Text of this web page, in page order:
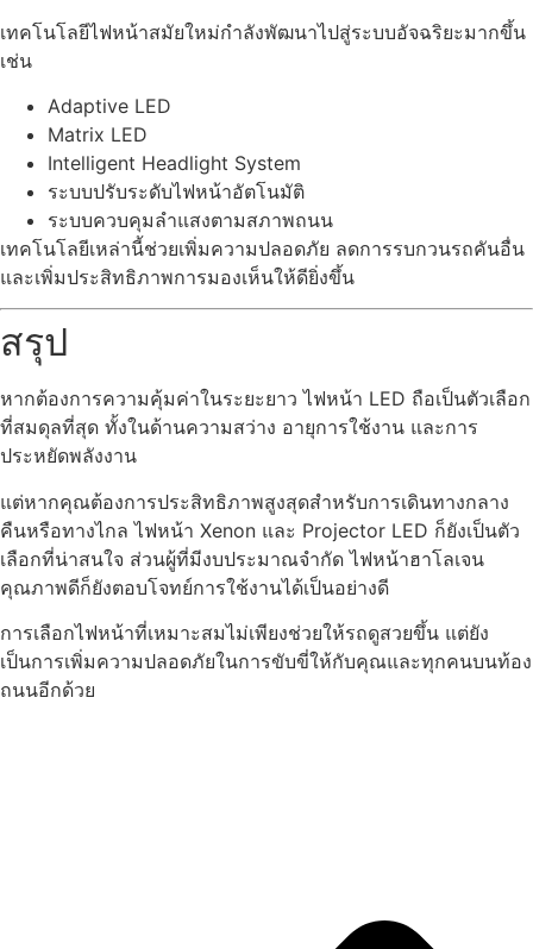
เทคโนโลยีไฟหน้าสมัยใหม่กำลังพัฒนาไปสู่ระบบอัจฉริยะมากขึ้น
เช่น
Adaptive LED
Matrix LED
Intelligent Headlight System
ระบบปรับระดับไฟหน้าอัตโนมัติ
ระบบควบคุมลำแสงตามสภาพถนน
เทคโนโลยีเหล่านี้ช่วยเพิ่มความปลอดภัย ลดการรบกวนรถคันอื่น
และเพิ่มประสิทธิภาพการมองเห็นให้ดียิ่งขึ้น
สรุป
หากต้องการความคุ้มค่าในระยะยาว ไฟหน้า LED ถือเป็นตัวเลือก
ที่สมดุลที่สุด ทั้งในด้านความสว่าง อายุการใช้งาน และการ
ประหยัดพลังงาน
แต่หากคุณต้องการประสิทธิภาพสูงสุดสำหรับการเดินทางกลาง
คืนหรือทางไกล ไฟหน้า Xenon และ Projector LED ก็ยังเป็นตัว
เลือกที่น่าสนใจ ส่วนผู้ที่มีงบประมาณจำกัด ไฟหน้าฮาโลเจน
คุณภาพดีก็ยังตอบโจทย์การใช้งานได้เป็นอย่างดี
การเลือกไฟหน้าที่เหมาะสมไม่เพียงช่วยให้รถดูสวยขึ้น แต่ยัง
เป็นการเพิ่มความปลอดภัยในการขับขี่ให้กับคุณและทุกคนบนท้อง
ถนนอีกด้วย